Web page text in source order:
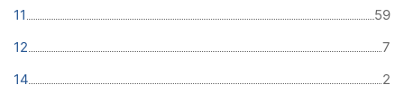
11
59
12
7
14
2